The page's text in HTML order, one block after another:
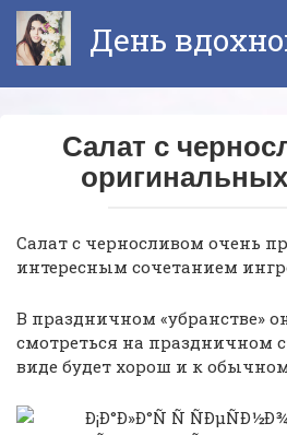
Перейти
контенту
День
Салат с
Салат с черносливом очень
интересным сочетанием
В праздничном «убранстве»
смотреться на праздничном
виде будет хорош и к